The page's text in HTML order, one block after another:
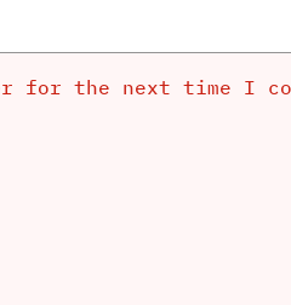
for the next time I